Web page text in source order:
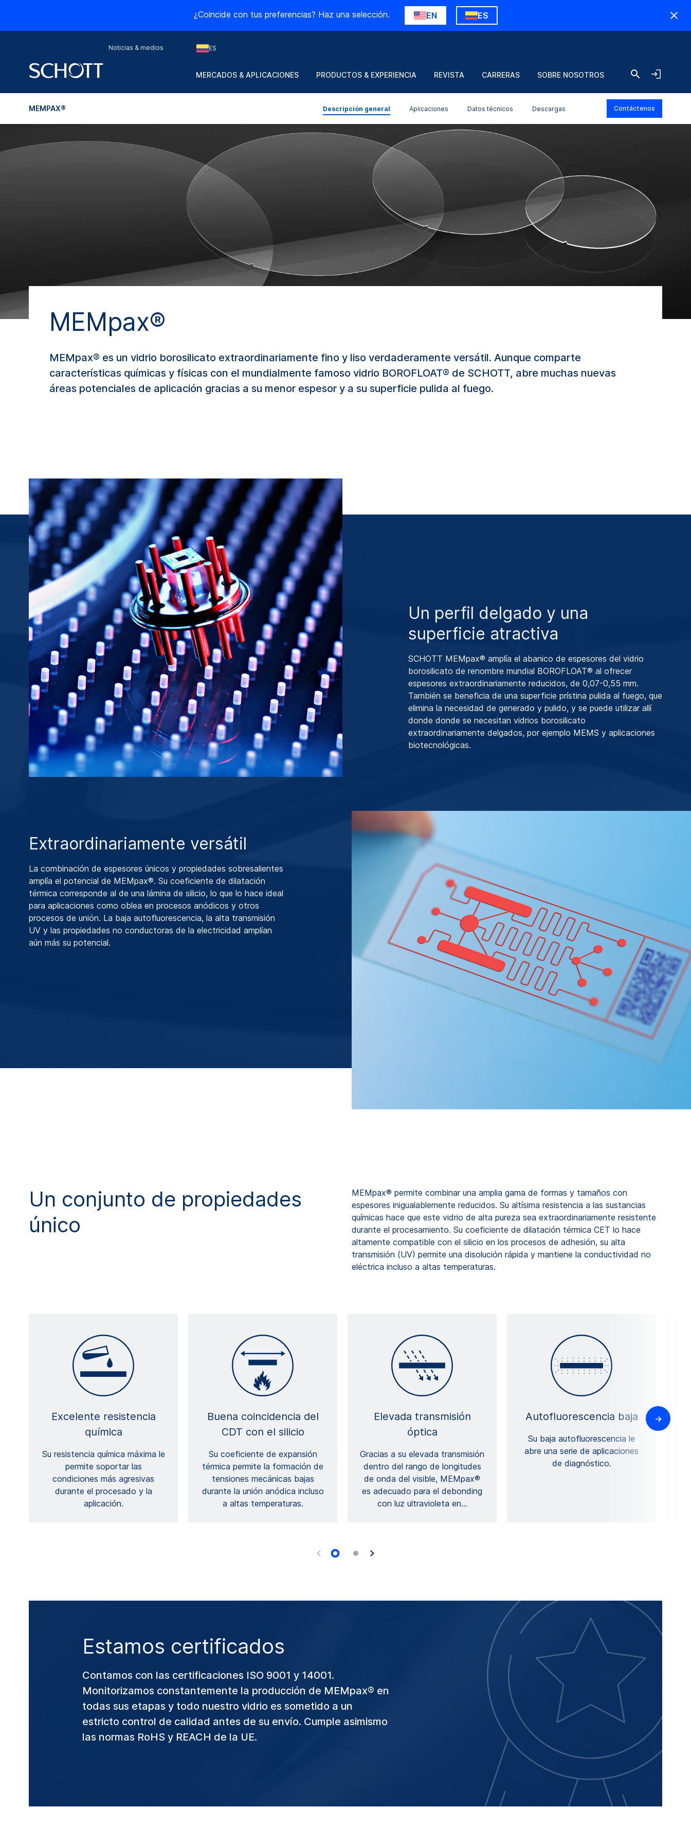
¿Coincide con tus preferencias? Haz una selección. EN ES
Noticias & medios ES
MERCADOS & APLICACIONES PRODUCTOS & EXPERIENCIA REVISTA CARRERAS SOBRE NOSOTROS
MEMPAX® Descripción general Aplicaciones Datos técnicos Descargas Contáctenos
MEMpax®
MEMpax® es un vidrio borosilicato extraordinariamente fino y liso verdaderamente versátil. Aunque comparte
características químicas y físicas con el mundialmente famoso vidrio BOROFLOAT® de SCHOTT, abre muchas nuevas
áreas potenciales de aplicación gracias a su menor espesor y a su superficie pulida al fuego.
Un perfil delgado y una
superficie atractiva
SCHOTT MEMpax® amplía el abanico de espesores del vidrio
borosilicato de renombre mundial BOROFLOAT® al ofrecer
espesores extraordinariamente reducidos, de 0,07-0,55 mm.
También se beneficia de una superficie prístina pulida al fuego, que
elimina la necesidad de generado y pulido, y se puede utilizar allí
donde donde se necesitan vidrios borosilicato
extraordinariamente delgados, por ejemplo MEMS y aplicaciones
biotecnológicas.
Extraordinariamente versátil
La combinación de espesores únicos y propiedades sobresalientes
amplía el potencial de MEMpax®. Su coeficiente de dilatación
térmica corresponde al de una lámina de silicio, lo que lo hace ideal
para aplicaciones como oblea en procesos anódicos y otros
procesos de unión. La baja autofluorescencia, la alta transmisión
UV y las propiedades no conductoras de la electricidad amplían
aún más su potencial.
Un conjunto de propiedades
único
MEMpax® permite combinar una amplia gama de formas y tamaños con
espesores inigualablemente reducidos. Su altísima resistencia a las sustancias
químicas hace que este vidrio de alta pureza sea extraordinariamente resistente
durante el procesamiento. Su coeficiente de dilatación térmica CET lo hace
altamente compatible con el silicio en los procesos de adhesión, su alta
transmisión (UV) permite una disolución rápida y mantiene la conductividad no
eléctrica incluso a altas temperaturas.
Excelente resistencia
química
Su resistencia química máxima le
permite soportar las
condiciones más agresivas
durante el procesado y la
aplicación.
Buena coincidencia del
CDT con el silicio
Su coeficiente de expansión
térmica permite la formación de
tensiones mecánicas bajas
durante la unión anódica incluso
a altas temperaturas.
Elevada transmisión
óptica
Gracias a su elevada transmisión
dentro del rango de longitudes
de onda del visible, MEMpax®
es adecuado para el debonding
con luz ultravioleta en…
Autofluorescencia baja
Su baja autofluorescencia le
abre una serie de aplicaciones
de diagnóstico.
Estamos certificados
Contamos con las certificaciones ISO 9001 y 14001.
Monitorizamos constantemente la producción de MEMpax® en
todas sus etapas y todo nuestro vidrio es sometido a un
estricto control de calidad antes de su envío. Cumple asimismo
las normas RoHS y REACH de la UE.